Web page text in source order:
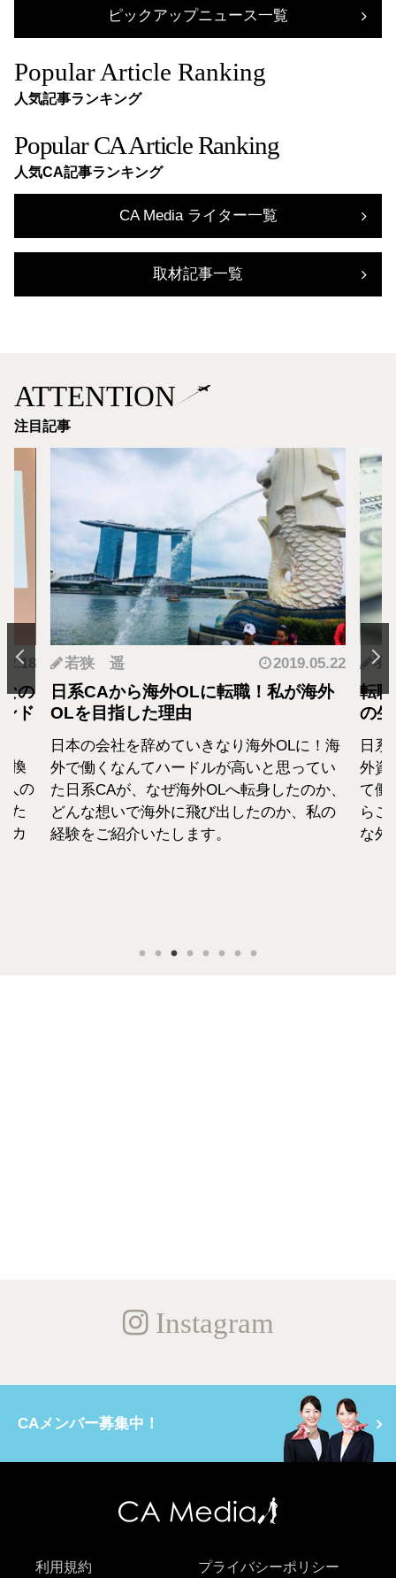
ピックアップニュース一覧
Popular Article Ranking
人気記事ランキング
Popular CA Article Ranking
人気CA記事ランキング
CA Media ライター一覧
取材記事一覧
ATTENTION
注目記事
の
ド
換
人の
た
カ
若狭 遥 2019.05.22
日系CAから海外OLに転職！私が海外
OLを目指した理由
日本の会社を辞めていきなり海外OLに！海
外で働くなんてハードルが高いと思ってい
た日系CAが、なぜ海外OLへ転身したのか、
どんな想いで海外に飛び出したのか、私の
経験をご紹介いたします。
羽
転
の
日
外資
て働
らこ
な外
Instagram
CAメンバー募集中！
利用規約 プライバシーポリシー